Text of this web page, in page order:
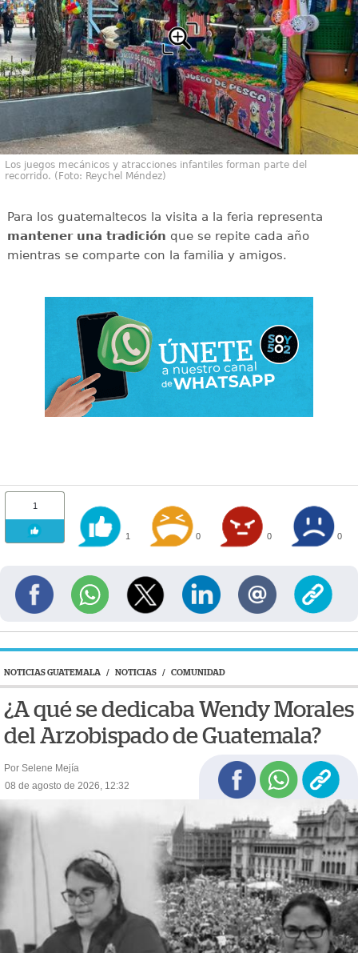
Los juegos mecánicos y atracciones infantiles forman parte del
recorrido. (Foto: Reychel Méndez)
Para los guatemaltecos la visita a la feria representa
mantener una tradición que se repite cada año
mientras se comparte con la familia y amigos.
1
1 0 0 0
NOTICIAS GUATEMALA / NOTICIAS / COMUNIDAD
¿A qué se dedicaba Wendy Morales
del Arzobispado de Guatemala?
Por Selene Mejía
08 de agosto de 2026, 12:32